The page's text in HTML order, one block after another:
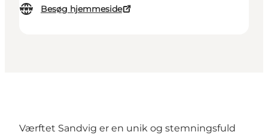
Besøg hjemmeside
Værftet Sandvig er en unik og stemningsfuld